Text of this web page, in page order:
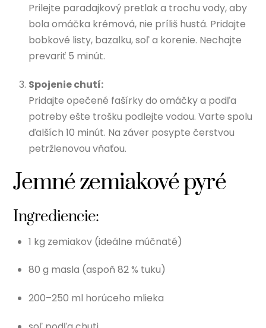
Prilejte paradajkový pretlak a trochu vody, aby
bola omáčka krémová, nie príliš hustá. Pridajte
bobkové listy, bazalku, soľ a korenie. Nechajte
prevariť 5 minút.
Spojenie chutí:
Pridajte opečené fašírky do omáčky a podľa
potreby ešte trošku podlejte vodou. Varte spolu
ďalších 10 minút. Na záver posypte čerstvou
petržlenovou vňaťou.
Jemné zemiakové pyré
Ingrediencie:
1 kg zemiakov (ideálne múčnaté)
80 g masla (aspoň 82 % tuku)
200–250 ml horúceho mlieka